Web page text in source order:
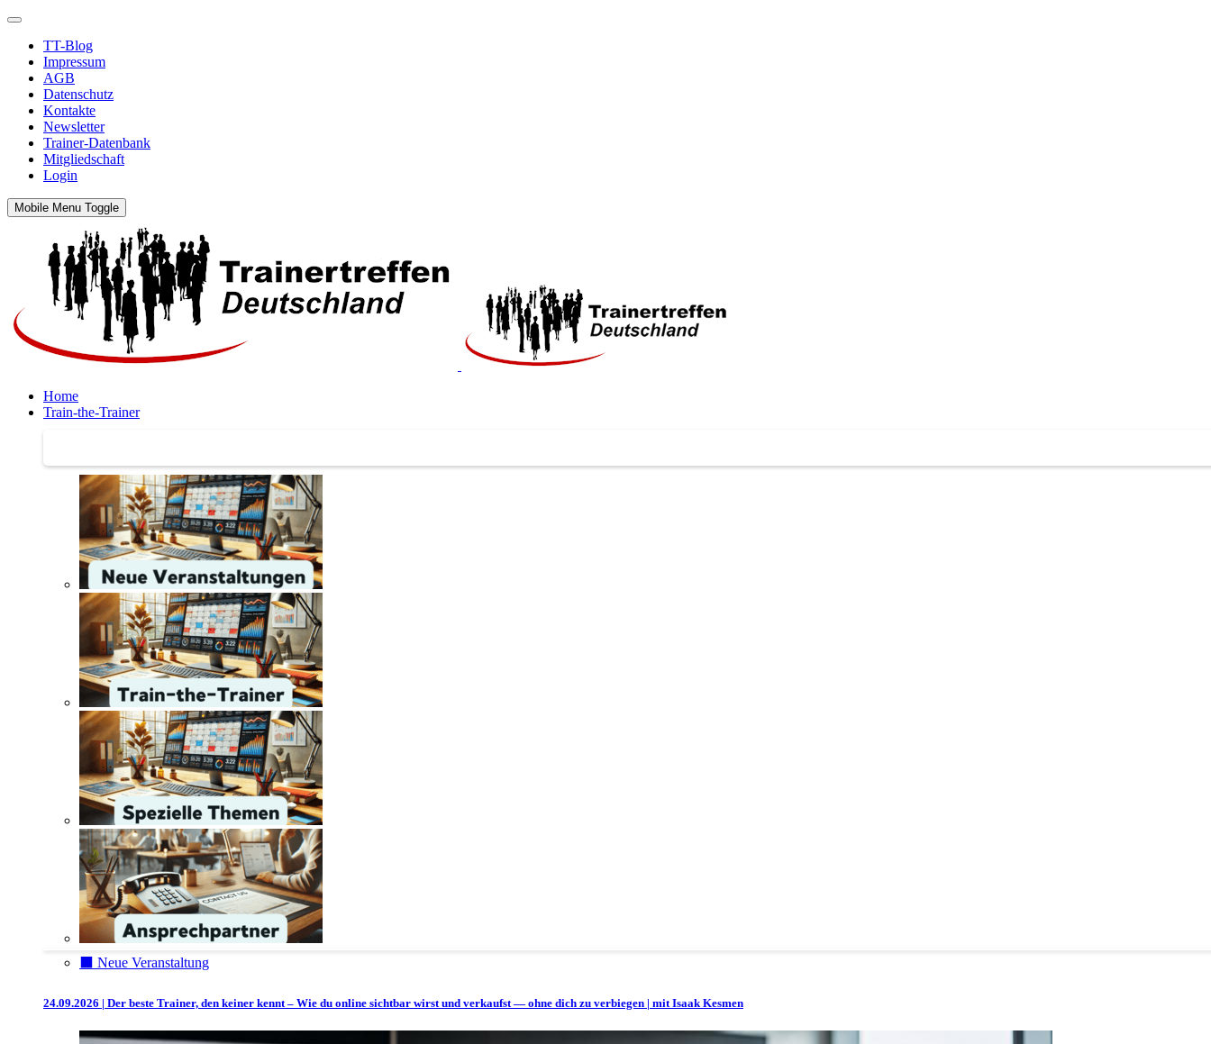
TT-Blog
Impressum
AGB
Datenschutz
Kontakte
Newsletter
Trainer-Datenbank
Mitgliedschaft
Login
Mobile Menu Toggle
Home
Train-the-Trainer
⬛️ Neue Veranstaltung
24.09.2026 | Der beste Trainer, den keiner kennt – Wie du online sichtbar wirst und verkaufst — ohne dich zu verbiegen | mit Isaak Kesmen